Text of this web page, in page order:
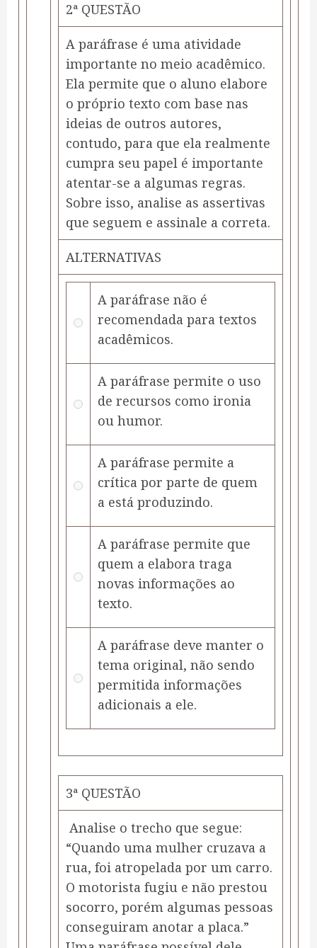
2ª QUESTÃO
A paráfrase é uma atividade
importante no meio acadêmico.
Ela permite que o aluno elabore
o próprio texto com base nas
ideias de outros autores,
contudo, para que ela realmente
cumpra seu papel é importante
atentar-se a algumas regras.
Sobre isso, analise as assertivas
que seguem e assinale a correta.
ALTERNATIVAS
A paráfrase não é
recomendada para textos
acadêmicos.
A paráfrase permite o uso
de recursos como ironia
ou humor.
A paráfrase permite a
crítica por parte de quem
a está produzindo.
A paráfrase permite que
quem a elabora traga
novas informações ao
texto.
A paráfrase deve manter o
tema original, não sendo
permitida informações
adicionais a ele.
3ª QUESTÃO
Analise o trecho que segue:
“Quando uma mulher cruzava a
rua, foi atropelada por um carro.
O motorista fugiu e não prestou
socorro, porém algumas pessoas
conseguiram anotar a placa.”